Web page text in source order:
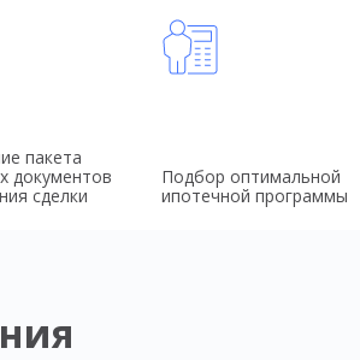
пакета
документов
сделки
Подбор оптимальной
ипотечной программы